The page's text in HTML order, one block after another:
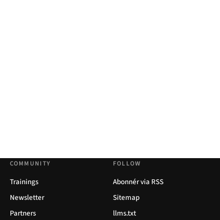
COMMUNITY
Trainings
Newsletter
Partners
FOLLOW
Abonnér via RSS
Sitemap
llms.txt